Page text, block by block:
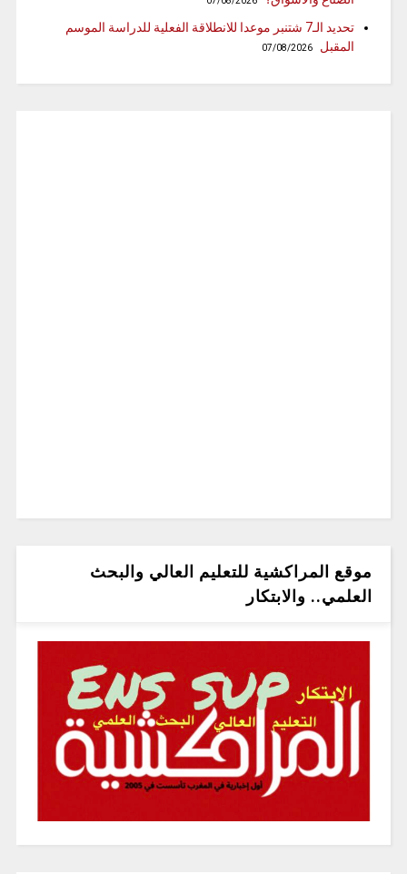
تحديد الـ7 شتنبر موعدا للانطلاقة الفعلية للدراسة الموسم
المقبل
07/08/2026
موقع المراكشية للتعليم العالي والبحث
العلمي.. والابتكار